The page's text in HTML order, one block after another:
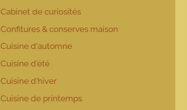
Cabinet de curiosités
Confitures & conserves maison
Cuisine d'automne
Cuisine d'été
Cuisine d'hiver
Cuisine de printemps